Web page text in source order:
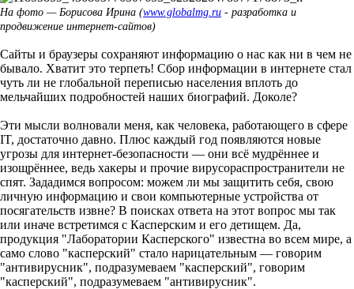
На фото — Борисова Ирина (www.globalmg.ru - разработка и
продвижение интернет-сайтов)
Сайты и браузеры сохраняют информацию о нас как ни в чем не
бывало. Хватит это терпеть! Сбор информации в интернете стал
чуть ли не глобальной переписью населения вплоть до
мельчайших подробностей наших биографий. Доколе?
Эти мысли волновали меня, как человека, работающего в сфере
IT, достаточно давно. Плюс каждый год появляются новые
угрозы для интернет-безопасности — они всё мудрённее и
изощрённее, ведь хакеры и прочие вирусораспространители не
спят. Зададимся вопросом: можем ли мы защитить себя, свою
личную информацию и свои компьютерные устройства от
посягательств извне? В поисках ответа на этот вопрос мы так
или иначе встретимся с Касперским и его детищем. Да,
продукция "Лаборатории Касперского" известна во всем мире, а
само слово "касперский" стало нарицательным — говорим
"антивирусник", подразумеваем "касперский", говорим
"касперский", подразумеваем "антивирусник".